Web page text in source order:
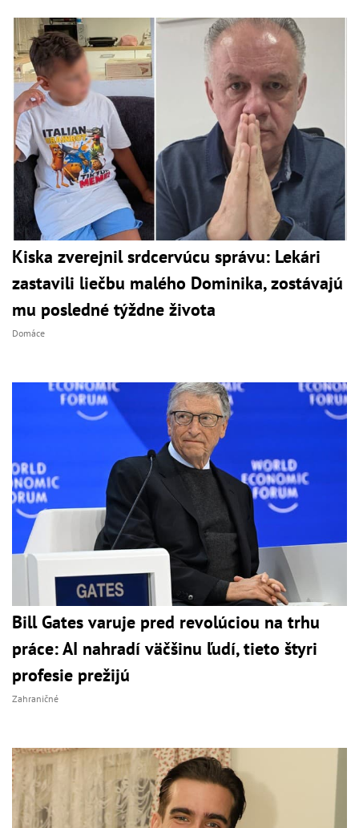
Kiska zverejnil srdcervúcu správu: Lekári
zastavili liečbu malého Dominika, zostávajú
mu posledné týždne života
Domáce
Bill Gates varuje pred revolúciou na trhu
práce: AI nahradí väčšinu ľudí, tieto štyri
profesie prežijú
Zahraničné